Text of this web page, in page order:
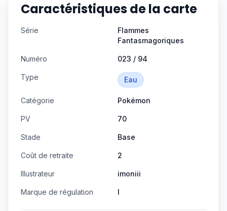
Caractéristiques de la carte
Série
Flammes
Fantasmagoriques
Numéro 023 / 94
Type Eau
Catégorie Pokémon
PV 70
Stade Base
Coût de retraite 2
Illustrateur imoniii
Marque de régulation I